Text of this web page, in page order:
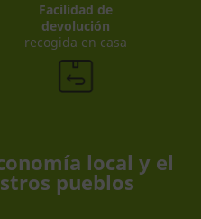
Facilidad de
devolución
recogida en casa
local y el
pueblos